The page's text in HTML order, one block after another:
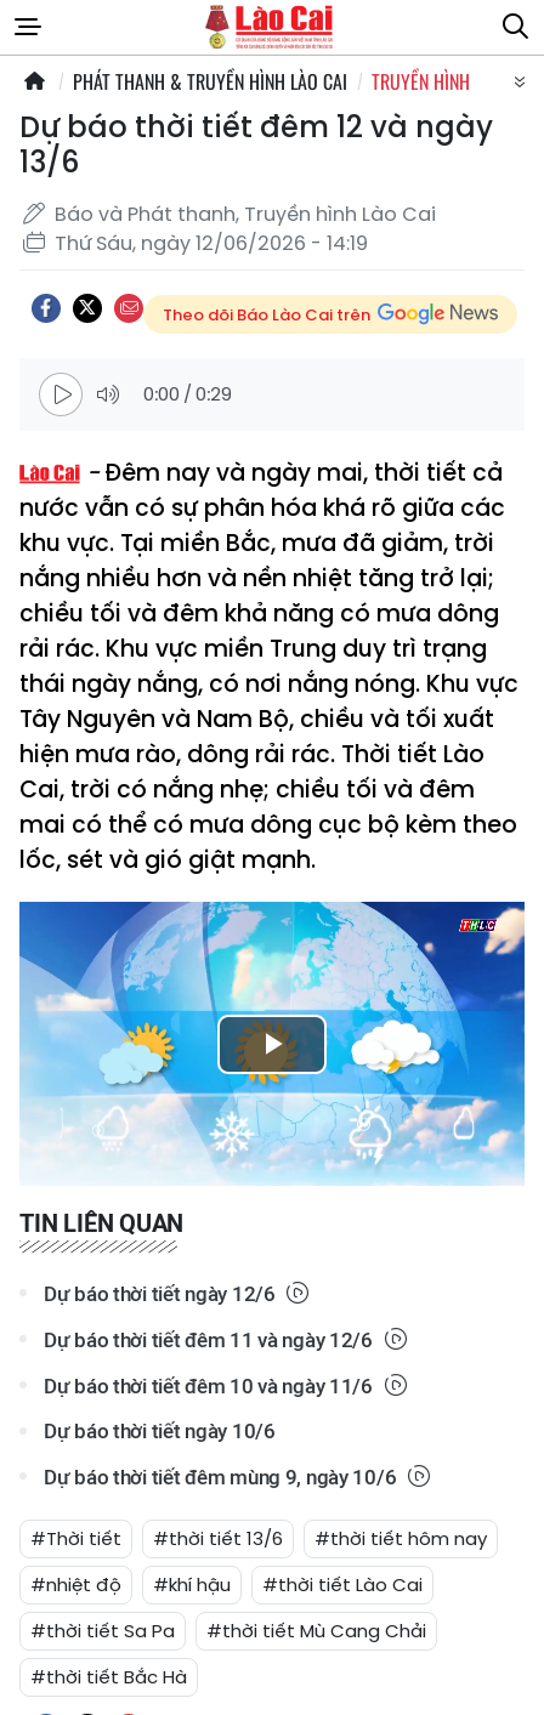
PHÁT THANH & TRUYỀN HÌNH LÀO CAI TRUYỀN HÌNH
Dự báo thời tiết đêm 12 và ngày
13/6
Báo và Phát thanh, Truyền hình Lào Cai
Thứ Sáu, ngày 12/06/2026 - 14:19
Theo dõi Báo Lào Cai trên
0:00 /0:29
Đêm nay và ngày mai, thời tiết cả
nước vẫn có sự phân hóa khá rõ giữa các
khu vực. Tại miền Bắc, mưa đã giảm, trời
nắng nhiều hơn và nền nhiệt tăng trở lại;
chiều tối và đêm khả năng có mưa dông
rải rác. Khu vực miền Trung duy trì trạng
thái ngày nắng, có nơi nắng nóng. Khu vực
Tây Nguyên và Nam Bộ, chiều và tối xuất
hiện mưa rào, dông rải rác. Thời tiết Lào
Cai, trời có nắng nhẹ; chiều tối và đêm
mai có thể có mưa dông cục bộ kèm theo
lốc, sét và gió giật mạnh.
Play
Video
TIN LIÊN QUAN
Dự báo thời tiết ngày 12/6
Dự báo thời tiết đêm 11 và ngày 12/6
Dự báo thời tiết đêm 10 và ngày 11/6
Dự báo thời tiết ngày 10/6
Dự báo thời tiết đêm mùng 9, ngày 10/6
#Thời tiết #thời tiết 13/6
#thời tiết hôm nay
#nhiệt độ
#khí hậu
#thời tiết Lào Cai
#thời tiết Sa Pa
#thời tiết Mù Cang Chải
#thời tiết Bắc Hà